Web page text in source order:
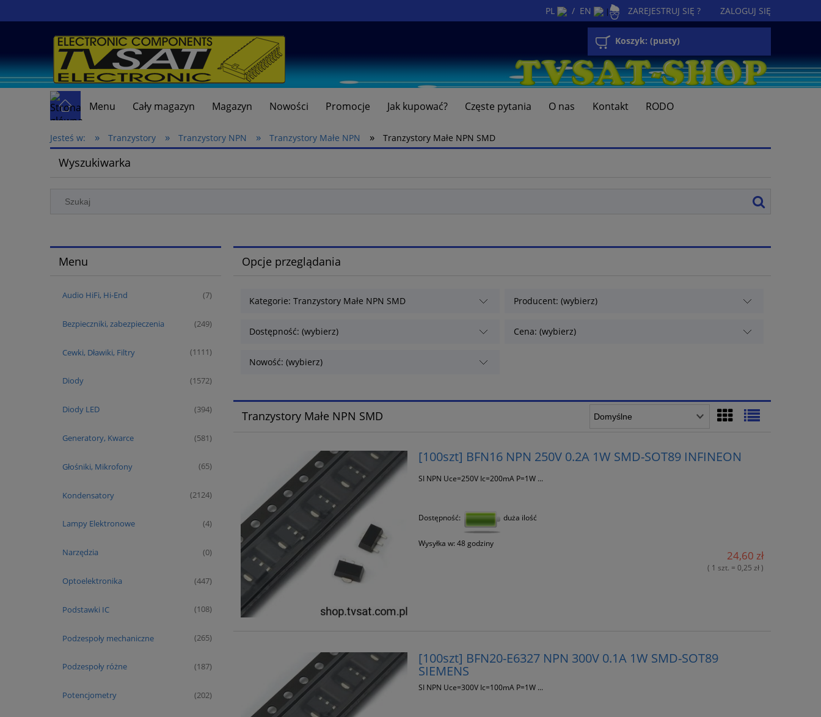
PL / EN | ZAREJESTRUJ SIĘ ? ZALOGUJ SIĘ
Koszyk: (pusty)
Menu Cały magazyn Magazyn Nowości Promocje Jak kupować? Częste pytania O nas Kontakt RODO
Jesteś w: » Tranzystory » Tranzystory NPN » Tranzystory Małe NPN » Tranzystory Małe NPN SMD
Wyszukiwarka
Menu
Audio HiFi, Hi-End (7)
Bezpieczniki, zabezpieczenia (249)
Cewki, Dławiki, Filtry (1111)
Diody (1572)
Diody LED (394)
Generatory, Kwarce (581)
Głośniki, Mikrofony (65)
Kondensatory (2124)
Lampy Elektronowe (4)
Narzędzia (0)
Optoelektronika (447)
Podstawki IC (108)
Podzespoły mechaniczne (265)
Podzespoły różne (187)
Potencjometry (202)
Opcje przeglądania
Kategorie: Tranzystory Małe NPN SMD Producent: (wybierz)
Dostępność: (wybierz) Cena: (wybierz)
Nowość: (wybierz)
Tranzystory Małe NPN SMD
[100szt] BFN16 NPN 250V 0.2A 1W SMD-SOT89 INFINEON
SI NPN Uce=250V Ic=200mA P=1W ...
Dostępność: duża ilość
Wysyłka w: 48 godziny
24,60 zł
( 1 szt. = 0,25 zł )
[100szt] BFN20-E6327 NPN 300V 0.1A 1W SMD-SOT89
SIEMENS
SI NPN Uce=300V Ic=100mA P=1W ...